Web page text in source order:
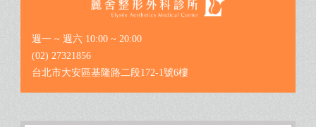
週一 ~ 週六 10:00 ~ 20:00
(02) 27321856
台北市大安區基隆路二段172-1號6樓